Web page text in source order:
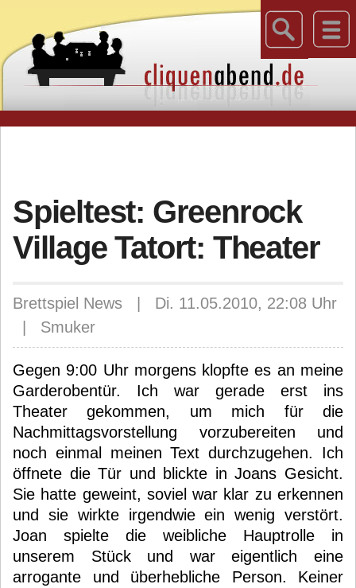
Spieltest: Greenrock
Village Tatort: Theater
Brettspiel News | Di. 11.05.2010, 22:08 Uhr
| Smuker
Gegen 9:00 Uhr morgens klopfte es an meine
Garderobentür. Ich war gerade erst ins
Theater gekommen, um mich für die
Nachmittagsvorstellung vorzubereiten und
noch einmal meinen Text durchzugehen. Ich
öffnete die Tür und blickte in Joans Gesicht.
Sie hatte geweint, soviel war klar zu erkennen
und sie wirkte irgendwie ein wenig verstört.
Joan spielte die weibliche Hauptrolle in
unserem Stück und war eigentlich eine
arrogante und überhebliche Person. Keiner